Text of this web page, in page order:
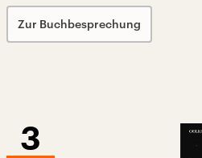
Zur Buchbesprechung
3